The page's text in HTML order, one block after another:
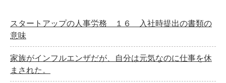
スタートアップの人事労務 １６ 入社時提出の書類の
意味
家族がインフルエンザだが、自分は元気なのに仕事を休
まされた。